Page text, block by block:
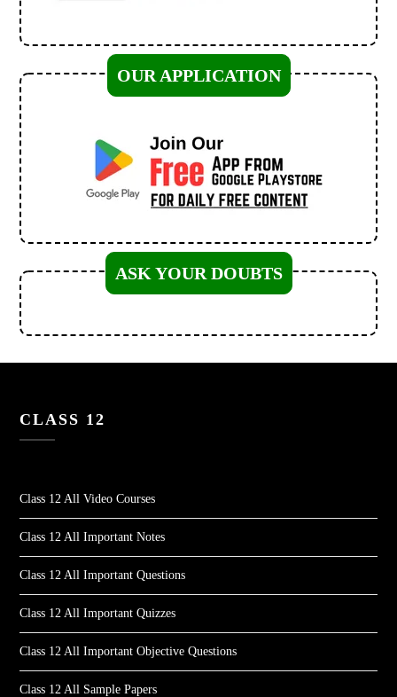
OUR APPLICATION
ASK YOUR DOUBTS
CLASS 12
Class 12 All Video Courses
Class 12 All Important Notes
Class 12 All Important Questions
Class 12 All Important Quizzes
Class 12 All Important Objective Questions
Class 12 All Sample Papers